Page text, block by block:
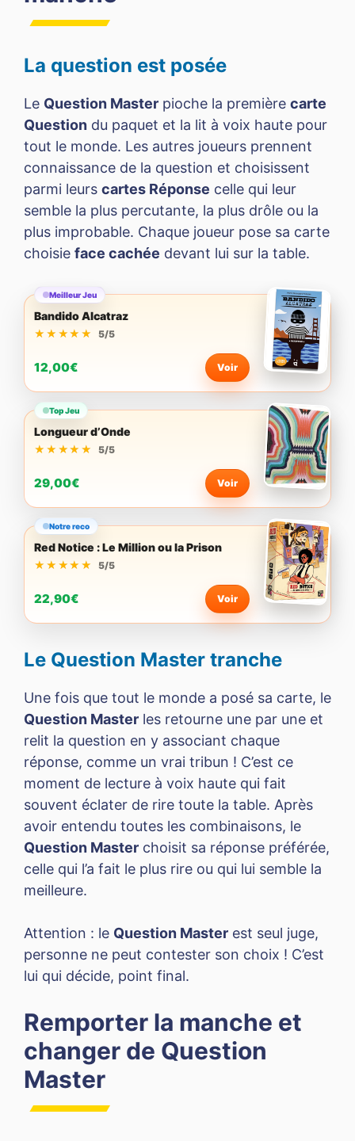
La question est posée
Le Question Master pioche la première carte
Question du paquet et la lit à voix haute pour
tout le monde. Les autres joueurs prennent
connaissance de la question et choisissent
parmi leurs cartes Réponse celle qui leur
semble la plus percutante, la plus drôle ou la
plus improbable. Chaque joueur pose sa carte
choisie face cachée devant lui sur la table.
Meilleur Jeu
Bandido Alcatraz
★★★★★
★★★★★ 5/5
12,00€ Voir
Top Jeu
Longueur d’Onde
★★★★★
★★★★★ 5/5
29,00€ Voir
Notre reco
Red Notice : Le Million ou la Prison
★★★★★
★★★★★ 5/5
22,90€ Voir
Le Question Master tranche
Une fois que tout le monde a posé sa carte, le
Question Master les retourne une par une et
relit la question en y associant chaque
réponse, comme un vrai tribun ! C’est ce
moment de lecture à voix haute qui fait
souvent éclater de rire toute la table. Après
avoir entendu toutes les combinaisons, le
Question Master choisit sa réponse préférée,
celle qui l’a fait le plus rire ou qui lui semble la
meilleure.
Attention : le Question Master est seul juge,
personne ne peut contester son choix ! C’est
lui qui décide, point final.
Remporter la manche et
changer de Question
Master